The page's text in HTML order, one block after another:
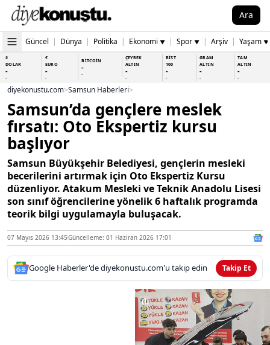
Ara
Güncel | Dünya | Politika | Ekonomi ▼ | Spor ▼ | Arşiv | Yaşam ▼
$
DOLAR
-
-
€
EURO
-
-
BİTCOİN
-
-
ÇEYREK
ALTIN
-
-
BİST
100
-
-
GRAM
ALTIN
-
-
TAM
ALTIN
-
-
diyekonustu.com>Samsun Haberleri>
Samsun’da gençlere meslek
fırsatı: Oto Ekspertiz kursu
başlıyor
Samsun Büyükşehir Belediyesi, gençlerin mesleki
becerilerini artırmak için Oto Ekspertiz Kursu
düzenliyor. Atakum Mesleki ve Teknik Anadolu Lisesi
son sınıf öğrencilerine yönelik 6 haftalık programda
teorik bilgi uygulamayla buluşacak.
07 Mayıs 2026 13:45Güncelleme: 01 Haziran 2026 17:01
Google Haberler'de diyekonustu.com'u takip edin Takip Et